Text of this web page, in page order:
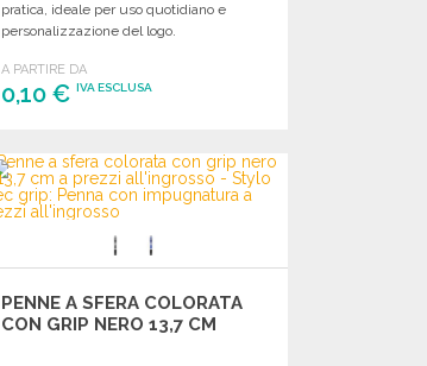
pratica, ideale per uso quotidiano e
personalizzazione del logo.
A PARTIRE DA
0,10 €IVA ESCLUSA
Richiedi un preventivo
PENNE A SFERA COLORATA
CON GRIP NERO 13,7 CM